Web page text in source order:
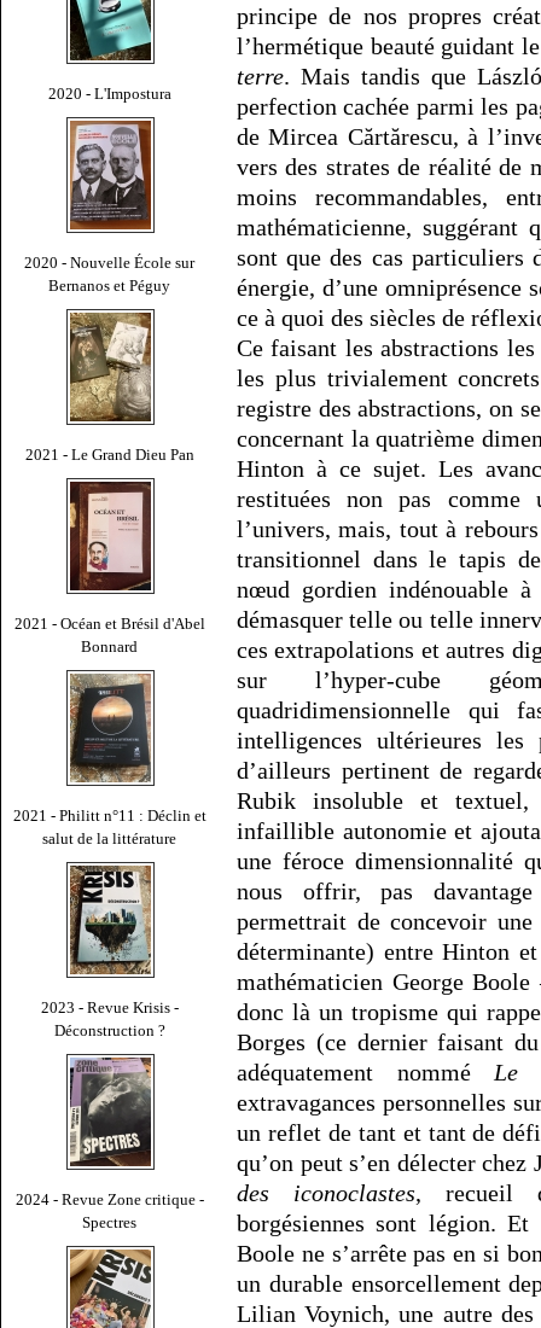
2020 - L'Impostura
2020 - Nouvelle École sur
Bernanos et Péguy
2021 - Le Grand Dieu Pan
2021 - Océan et Brésil d'Abel
Bonnard
2021 - Philitt n°11 : Déclin et
salut de la littérature
2023 - Revue Krisis -
Déconstruction ?
2024 - Revue Zone critique -
Spectres
principe de nos propres
l’hermétique beauté guidant
terre. Mais tandis que
perfection cachée parmi les
de Mircea Cărtărescu, à
vers des strates de réalité de
moins recommandables,
mathématicienne,
sont que des cas particuliers
énergie, d’une
ce à quoi des siècles de
Ce faisant les abstractions
les plus trivialement
registre des abstractions, on
concernant la quatrième
Hinton à ce sujet. Les
restituées non pas
l’univers, mais, tout à
transitionnel dans le tapis
nœud gordien indénouable
démasquer telle ou telle
ces extrapolations et autres
sur l’hyper-cube
quadridimensionnelle qui
intelligences ultérieures
d’ailleurs pertinent de
Rubik insoluble et textuel,
infaillible autonomie et
une féroce dimensionnalité
nous offrir, pas
permettrait de concevoir
déterminante) entre Hinton
mathématicien George
donc là un tropisme qui
Borges (ce dernier faisant
adéquatement nommé Le
extravagances personnelles
un reflet de tant et tant de
qu’on peut s’en délecter
des iconoclastes, recueil
borgésiennes sont légion.
Boole ne s’arrête pas en si
un durable ensorcellement
Lilian Voynich, une autre